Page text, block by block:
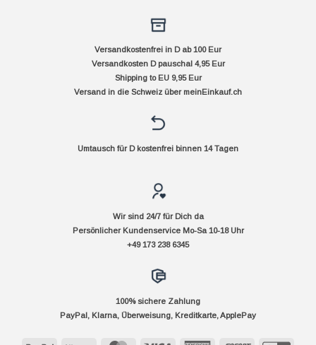
Versandkostenfrei in D ab 100 Eur
Versandkosten D pauschal 4,95 Eur
Shipping to EU 9,95 Eur
Versand in die Schweiz über meinEinkauf.ch
Umtausch für D kostenfrei binnen 14 Tagen
Wir sind 24/7 für Dich da
Persönlicher Kundenservice Mo-Sa 10-18 Uhr
+49 173 238 6345
100% sichere Zahlung
PayPal, Klarna, Überweisung, Kreditkarte, ApplePay